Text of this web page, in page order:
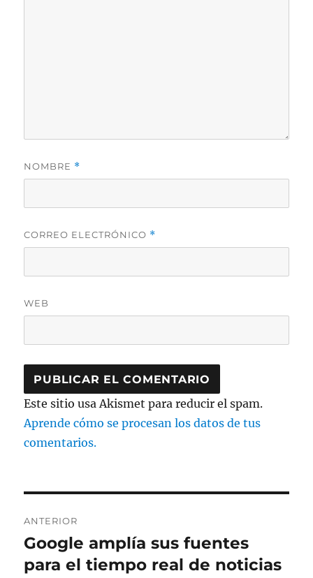
NOMBRE *
CORREO ELECTRÓNICO *
WEB
Este sitio usa Akismet para reducir el spam.
Aprende cómo se procesan los datos de tus
comentarios.
de
entradas
ANTERIOR
Entrada
anterior:
Google amplía sus fuentes
para el tiempo real de noticias